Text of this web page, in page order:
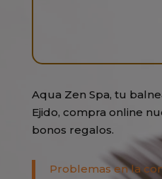
Aqua Zen Spa, tu
Ejido, compra online
bonos regalos.
Problemas en la